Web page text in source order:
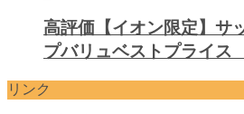
高評価【イオン限定】
プバリュベストプライ
リンク